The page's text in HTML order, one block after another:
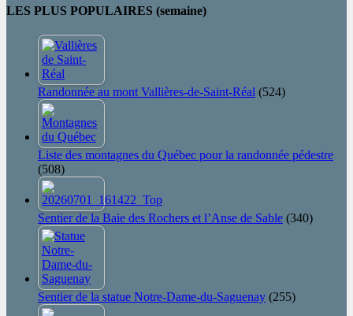
LES PLUS POPULAIRES (semaine)
Randonnée au mont Vallières-de-Saint-Réal (524)
Liste des montagnes du Québec pour la randonnée pédestre
(508)
Sentier de la Baie des Rochers et l’Anse de Sable (340)
Sentier de la statue Notre-Dame-du-Saguenay (255)